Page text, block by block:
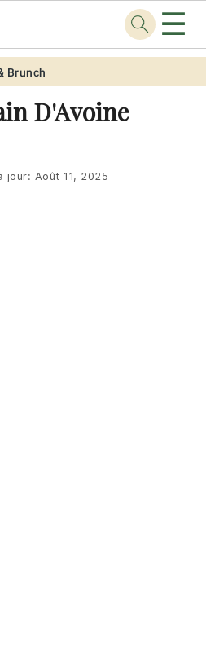
☰
Brunch
D'Avoine
jour: Août 11, 2025